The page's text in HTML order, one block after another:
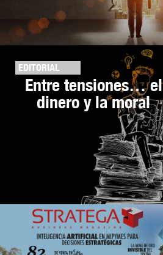
EDITORIAL
Entre tensiones… el
dinero y la moral